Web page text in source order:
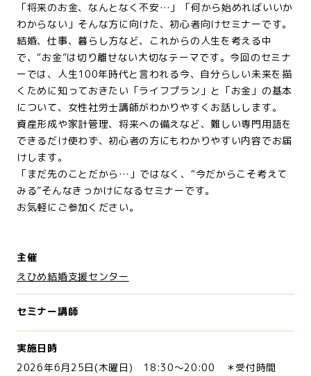
「将来のお金、なんとなく不安…」「何から始めればいいか
わからない」そんな方に向けた、初心者向けセミナーです。
結婚、仕事、暮らし方など、これからの人生を考える中
で、“お金”は切り離せない大切なテーマです。今回のセミナ
ーでは、人生100年時代と言われる今、自分らしい未来を描
くために知っておきたい「ライフプラン」と「お金」の基本
について、女性社労士講師がわかりやすくお話しします。
資産形成や家計管理、将来への備えなど、難しい専門用語を
できるだけ使わず、初心者の方にもわかりやすい内容でお届
けします。
「まだ先のことだから…」ではなく、“今だからこそ考えて
みる”そんなきっかけになるセミナーです。
お気軽にご参加ください。
主催
えひめ結婚支援センター
セミナー講師
実施日時
2026年6月25日(木曜日) 18:30～20:00 ＊受付時間